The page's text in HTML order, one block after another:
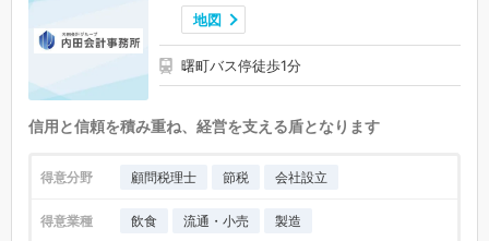
地図
曙町バス停徒歩1分
信用と信頼を積み重ね、経営を支える盾となります
得意分野 顧問税理士 節税 会社設立
得意業種 飲食 流通・小売 製造